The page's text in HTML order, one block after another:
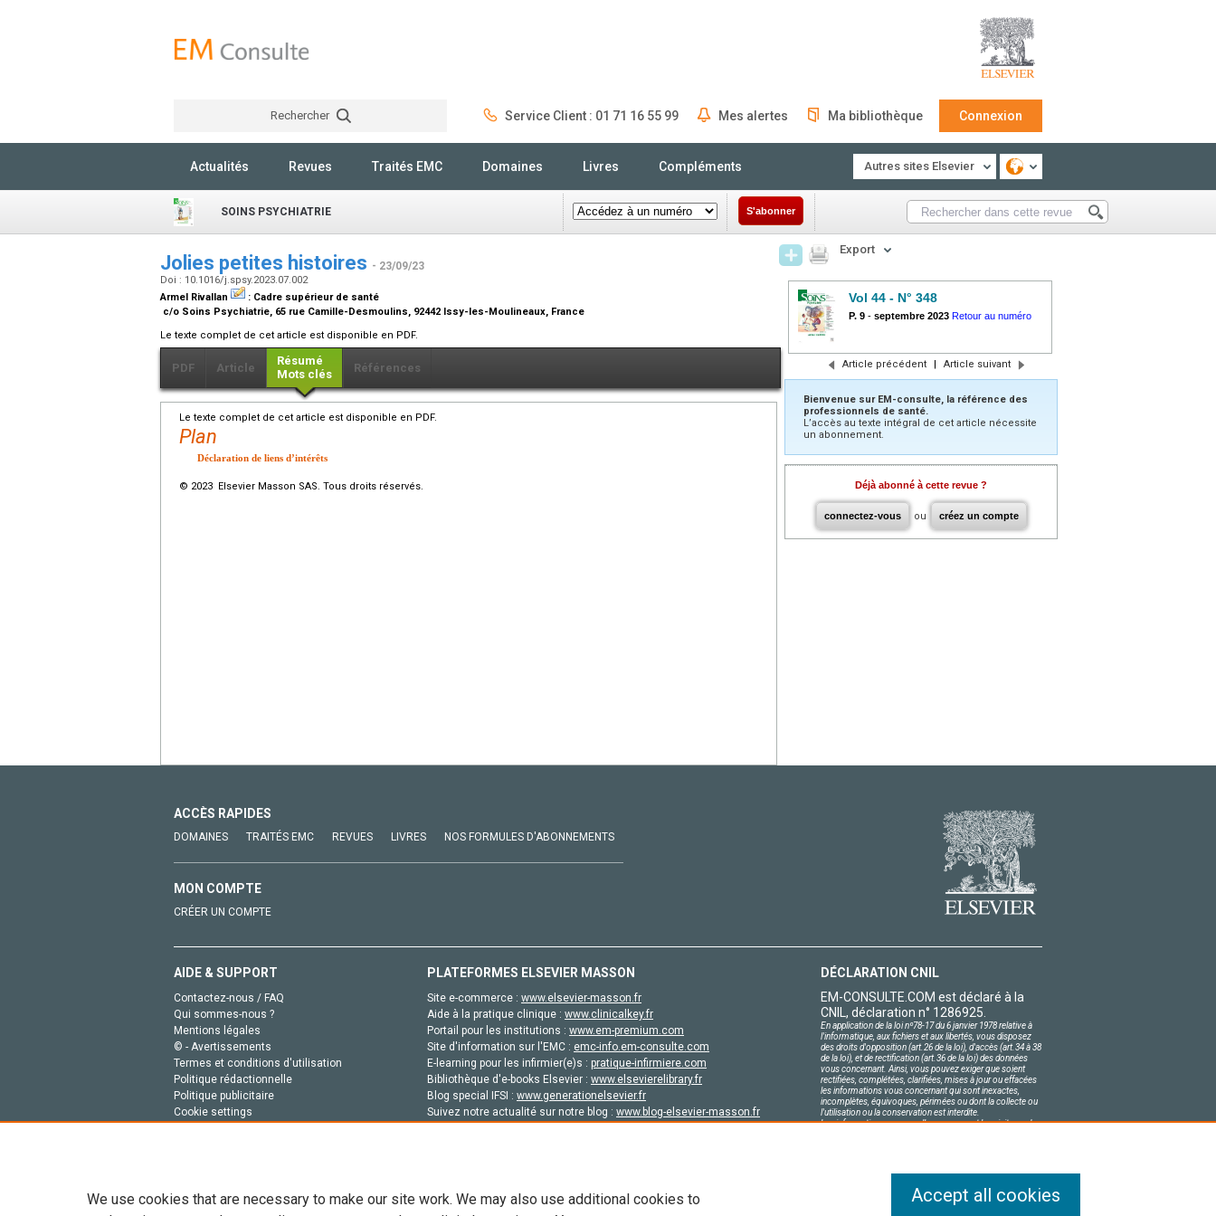
Rechercher Service Client : 01 71 16 55 99 Mes alertes Ma bibliothèque Connexion
Actualités Revues Traités EMC Domaines Livres Compléments Autres sites Elsevier
SOINS PSYCHIATRIE S'abonner
Jolies petites histoires - 23/09/23
Doi : 10.1016/j.spsy.2023.07.002
Armel Rivallan
: Cadre supérieur de santé
c/o Soins Psychiatrie, 65 rue Camille-Desmoulins, 92442 Issy-les-Moulineaux, France
Le texte complet de cet article est disponible en PDF.
PDF Article
Résumé
Mots clés
Références
Le texte complet de cet article est disponible en PDF.
Plan
Déclaration de liens d’intérêts
© 2023 Elsevier Masson SAS. Tous droits réservés.
Export
Vol 44 - N° 348
P. 9 - septembre 2023 Retour au numéro
Article précédent | Article suivant
Bienvenue sur EM-consulte, la référence des
professionnels de santé.
L’accès au texte intégral de cet article nécessite
un abonnement.
Déjà abonné à cette revue ?
connectez-vous ou créez un compte
ACCÈS RAPIDES
DOMAINES TRAITÉS EMC REVUES LIVRES NOS FORMULES D'ABONNEMENTS
MON COMPTE
CRÉER UN COMPTE
AIDE & SUPPORT
Contactez-nous / FAQ
Qui sommes-nous ?
Mentions légales
© - Avertissements
Termes et conditions d'utilisation
Politique rédactionnelle
Politique publicitaire
Cookie settings
PLATEFORMES ELSEVIER MASSON
Site e-commerce : www.elsevier-masson.fr
Aide à la pratique clinique : www.clinicalkey.fr
Portail pour les institutions : www.em-premium.com
Site d'information sur l'EMC : emc-info.em-consulte.com
E-learning pour les infirmier(e)s : pratique-infirmiere.com
Bibliothèque d'e-books Elsevier : www.elsevierelibrary.fr
Blog special IFSI : www.generationelsevier.fr
Suivez notre actualité sur notre blog : www.blog-elsevier-masson.fr
DÉCLARATION CNIL
EM-CONSULTE.COM est déclaré à la
CNIL, déclaration n° 1286925.
En application de la loi nº78-17 du 6 janvier 1978 relative à
l'informatique, aux fichiers et aux libertés, vous disposez
des droits d'opposition (art.26 de la loi), d'accès (art.34 à 38
de la loi), et de rectification (art.36 de la loi) des données
vous concernant. Ainsi, vous pouvez exiger que soient
rectifiées, complétées, clarifiées, mises à jour ou effacées
les informations vous concernant qui sont inexactes,
incomplètes, équivoques, périmées ou dont la collecte ou
l'utilisation ou la conservation est interdite.
Les informations personnelles concernant les visiteurs de
We use cookies that are necessary to make our site work. We may also use additional cookies to
Accept all cookies